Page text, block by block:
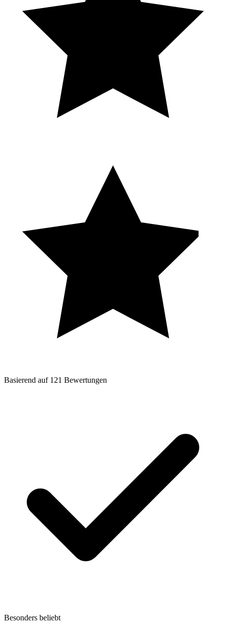
Basierend auf 121 Bewertungen
Besonders beliebt